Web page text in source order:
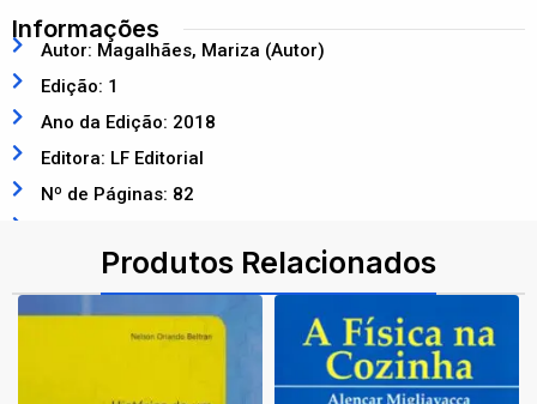
Informações
Autor: Magalhães, Mariza (Autor)
Edição: 1
Ano da Edição: 2018
Editora: LF Editorial
Nº de Páginas: 82
Produtos Relacionados